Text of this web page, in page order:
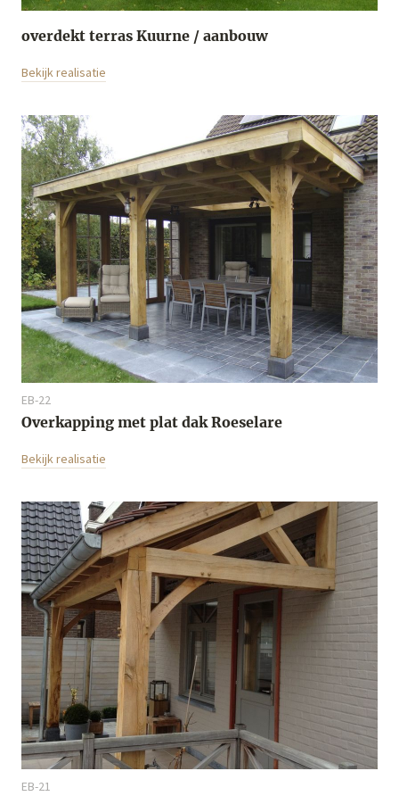
overdekt terras Kuurne / aanbouw
Bekijk realisatie
EB-22
Overkapping met plat dak Roeselare
Bekijk realisatie
EB-21